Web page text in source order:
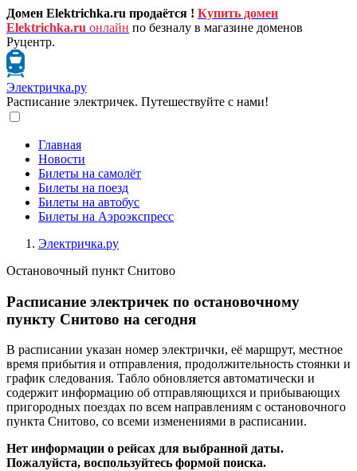
Домен Elektrichka.ru продаётся ! Купить домен
Elektrichka.ru онлайн по безналу в магазине доменов
Руцентр.
Электричка.ру
Расписание электричек. Путешествуйте с нами!
Главная
Новости
Билеты на самолёт
Билеты на поезд
Билеты на автобус
Билеты на Аэроэкспресс
Электричка.ру
Остановочный пункт Снитово
Расписание электричек по остановочному
пункту Снитово на сегодня
В расписании указан номер электрички, её маршрут, местное
время прибытия и отправления, продолжительность стоянки и
график следования. Табло обновляется автоматически и
содержит информацию об отправляющихся и прибывающих
пригородных поездах по всем направлениям с остановочного
пункта Снитово, со всеми изменениями в расписании.
Нет информации о рейсах для выбранной даты.
Пожалуйста, воспользуйтесь формой поиска.